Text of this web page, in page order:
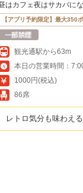
はカフェ夜はサカバに
【アプリ予約限定】最大350
観光通駅から63m
本日の営業時間：
1000円(税込)
86席
レトロ気分も味わえ